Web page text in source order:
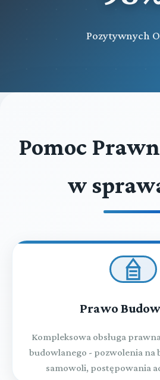
Pozytywnych
Pomoc
w
Prawo
Kompleksowa obsługa
budowlanego - pozwolenia na
samowoli, postępowania